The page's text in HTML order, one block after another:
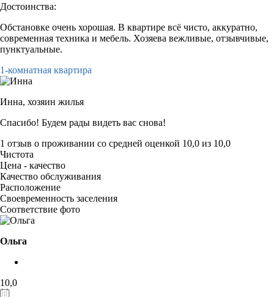
Достоинства:
Обстановке очень хорошая. В квартире всё чисто, аккуратно,
современная техника и мебель. Хозяева вежливые, отзывчивые,
пунктуальные.
1-комнатная квартира
Инна, хозяин жилья
Спасибо! Будем рады видеть вас снова!
1 отзыв о проживании со средней оценкой 10,0 из 10,0
Чистота
Цена - качество
Качество обслуживания
Расположение
Своевременность заселения
Соответствие фото
Ольга
10,0